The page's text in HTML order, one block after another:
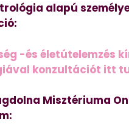
alapú
-és életútelemzés
konzultációt itt
Misztériuma